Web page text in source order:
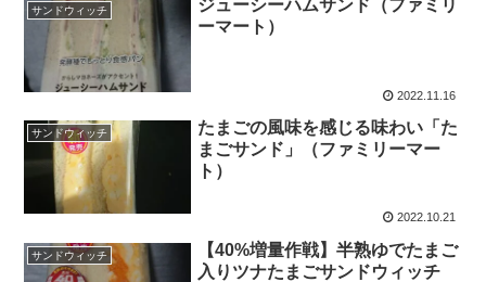
サンドウィッチ
ジューシーハムサンド（ファミリ
ーマート）
2022.11.16
サンドウィッチ
たまごの風味を感じる味わい「た
まごサンド」（ファミリーマー
ト）
2022.10.21
サンドウィッチ
【40%増量作戦】半熟ゆでたまご
入りツナたまごサンドウィッチ